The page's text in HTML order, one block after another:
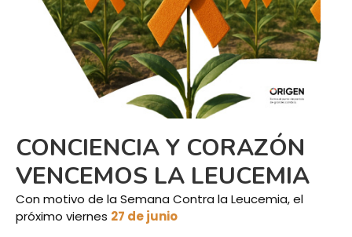
CONCIENCIA Y CORAZÓN
VENCEMOS LA LEUCEMIA
Con motivo de la Semana Contra la Leucemia, el
próximo viernes 27 de junio